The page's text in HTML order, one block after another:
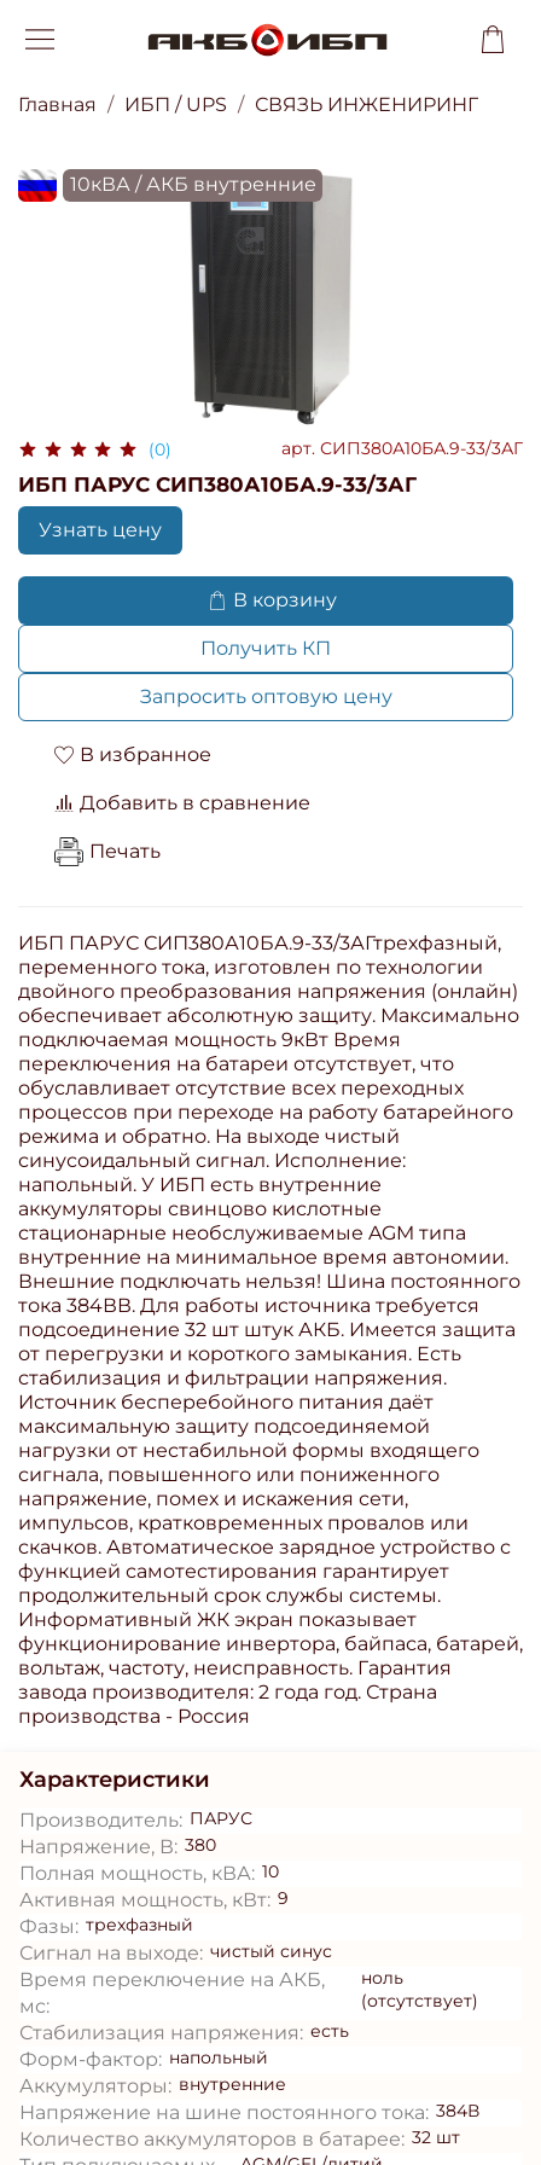
Главная ИБП / UPS СВЯЗЬ ИНЖЕНИРИНГ
flagRU10кВА / АКБ внутренние
(0) арт. СИП380А10БА.9-33/3АГ
ИБП ПАРУС СИП380А10БА.9-33/3АГ
Узнать цену
В корзину
Получить КП
Запросить оптовую цену
В избранное
Добавить в сравнение
Печать
ИБП ПАРУС СИП380А10БА.9-33/3АГтрехфазный,
переменного тока, изготовлен по технологии
двойного преобразования напряжения (онлайн)
обеспечивает абсолютную защиту. Максимально
подключаемая мощность 9кВт Время
переключения на батареи отсутствует, что
обуславливает отсутствие всех переходных
процессов при переходе на работу батарейного
режима и обратно. На выходе чистый
синусоидальный сигнал. Исполнение:
напольный. У ИБП есть внутренние
аккумуляторы свинцово кислотные
стационарные необслуживаемые AGM типа
внутренние на минимальное время автономии.
Внешние подключать нельзя! Шина постоянного
тока 384ВВ. Для работы источника требуется
подсоединение 32 шт штук АКБ. Имеется защита
от перегрузки и короткого замыкания. Есть
стабилизация и фильтрации напряжения.
Источник бесперебойного питания даёт
максимальную защиту подсоединяемой
нагрузки от нестабильной формы входящего
сигнала, повышенного или пониженного
напряжение, помех и искажения сети,
импульсов, кратковременных провалов или
скачков. Автоматическое зарядное устройство с
функцией самотестирования гарантирует
продолжительный срок службы системы.
Информативный ЖК экран показывает
функционирование инвертора, байпаса, батарей,
вольтаж, частоту, неисправность. Гарантия
завода производителя: 2 года год. Страна
производства - Россия
Характеристики
Производитель: ПАРУС
Напряжение, В: 380
Полная мощность, кВА: 10
Активная мощность, кВт: 9
Фазы: трехфазный
Сигнал на выходе: чистый синус
Время переключение на АКБ,
мс:
ноль
(отсутствует)
Стабилизация напряжения: есть
Форм-фактор: напольный
Аккумуляторы: внутренние
Напряжение на шине постоянного тока: 384В
Количество аккумуляторов в батарее: 32 шт